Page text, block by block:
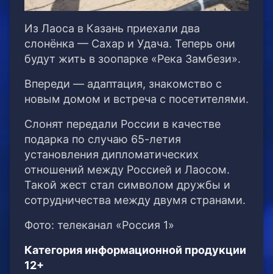
Из Лаоса в Казань приехали два
слонёнка — Сахар и Удача. Теперь они
будут жить в зоопарке «Река Замбези».
Впереди — адаптация, знакомство с
новым домом и встреча с посетителями.
Слонят передали России в качестве
подарка по случаю 65-летия
установления дипломатических
отношений между Россией и Лаосом.
Такой жест стал символом дружбы и
сотрудничества между двумя странами.
Фото: телеканал «Россия 1»
Категория информационной продукции
12+